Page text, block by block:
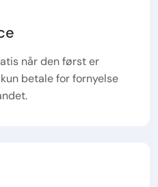
når den først er
betale for fornyelse